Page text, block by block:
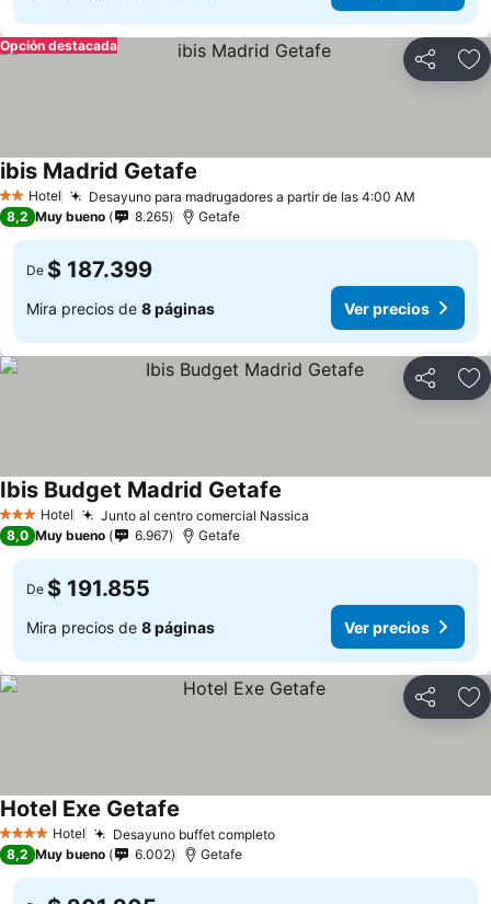
Compartir
Opción destacada
2 Estrellas
Hotel Desayuno para madrugadores a partir de las 4:00 AM
ibis Madrid Getafe
8,2 Muy bueno 8.265 Getafe
De $ 187.399
Mira precios de 8 páginas Ver precios
Compartir
3 Estrellas
Hotel Junto al centro comercial Nassica
Ibis Budget Madrid Getafe
8,0 Muy bueno 6.967 Getafe
De $ 191.855
Mira precios de 8 páginas Ver precios
Compartir
4 EstrellasHotel Desayuno buffet completo
Hotel Exe Getafe
8,2 Muy bueno 6.002 Getafe